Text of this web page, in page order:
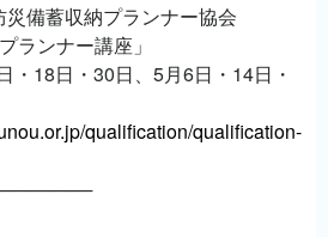
蓄収納プランナー協会
ランナー講座」
18日・30日、5月6日・14日・
qualification/qualification-